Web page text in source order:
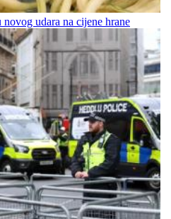
udara na cijene hrane